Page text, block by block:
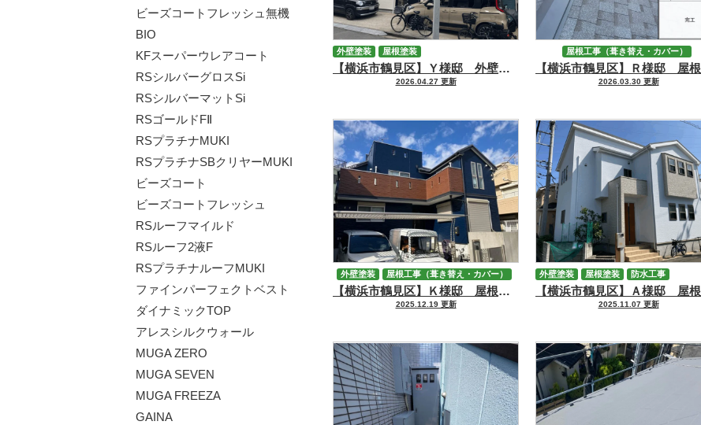
【横浜市鶴見区】Ｙ様邸 外壁【RSプラチナMUKI】・屋根【GAINA】塗装工事
2026.04.27 更新
外壁塗装 屋根塗装
2026.03.30 更新
屋根工事（葺き替え・カバー）
その他工事
【横浜市鶴見区】Ｋ様邸 屋根カバー・外壁塗装・防水工事
2025.12.19 更新
外壁塗装
屋根工事（葺き替え・カバー）
防水工事
2025.11.07 更新
外壁塗装 屋根塗装 防水工事
ビーズコートフレッシュ無機
BIO
KFスーパーウレアコート
RSシルバーグロスSi
RSシルバーマットSi
RSゴールドFⅡ
RSプラチナMUKI
RSプラチナSBクリヤーMUKI
ビーズコート
ビーズコートフレッシュ
RSルーフマイルド
RSルーフ2液F
RSプラチナルーフMUKI
ファインパーフェクトベスト
ダイナミックTOP
アレスシルクウォール
MUGA ZERO
MUGA SEVEN
MUGA FREEZA
GAINA